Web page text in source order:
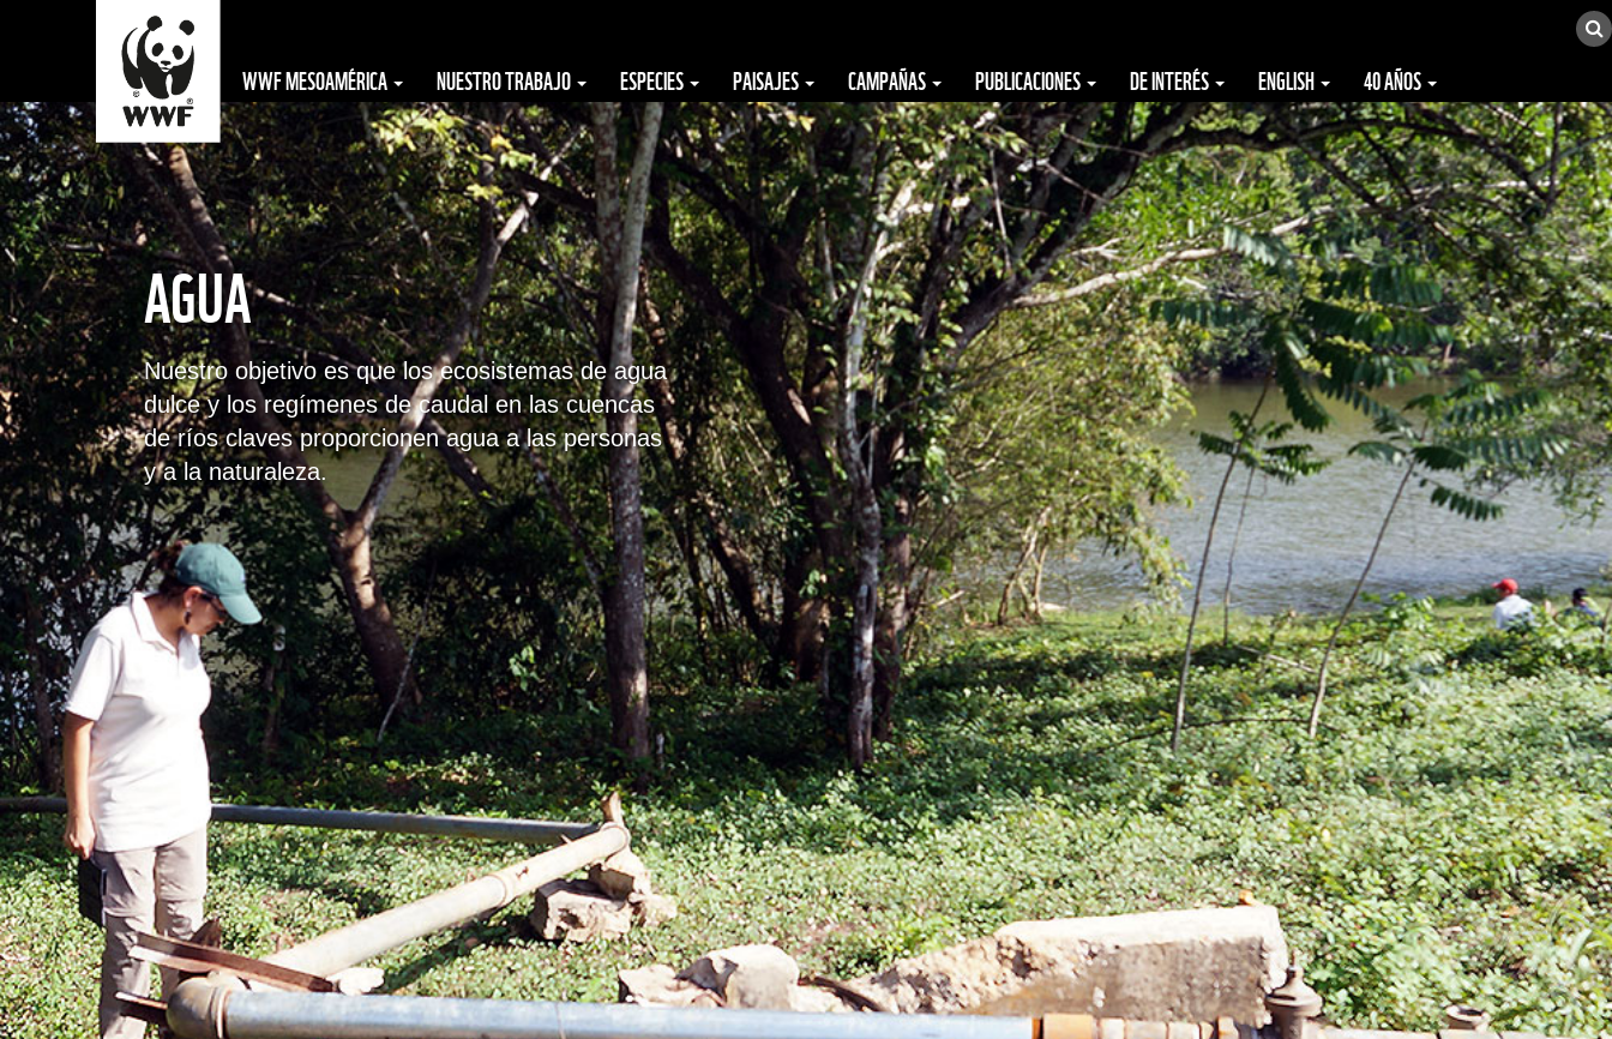
The WWF is run
at a local level
by the following
offices...
WWF MESOAMÉRICA NUESTRO TRABAJO ESPECIES PAISAJES CAMPAÑAS PUBLICACIONES DE INTERÉS ENGLISH 40 AÑOS
AGUA
Nuestro objetivo es que los ecosistemas de agua
dulce y los regímenes de caudal en las cuencas
de ríos claves proporcionen agua a las personas
y a la naturaleza.